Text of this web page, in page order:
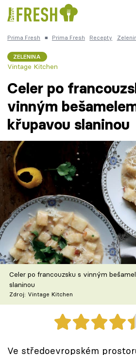
Česká kuchyně
Témata
Recepty
Články
TV Program
Škola vaření
Recepty z TV
Speciál: Cuketa
Těhotnej kuchař
Sledujte prima+
Prima Fresh ■ Prima Fresh Recepty
ZELENINA
Vintage Kitchen
Celer po
vinným
křupavou slaninou
Celer po francouzsku s vinným
slaninou
Zdroj: Vintage Kitchen
Ve středoevropském